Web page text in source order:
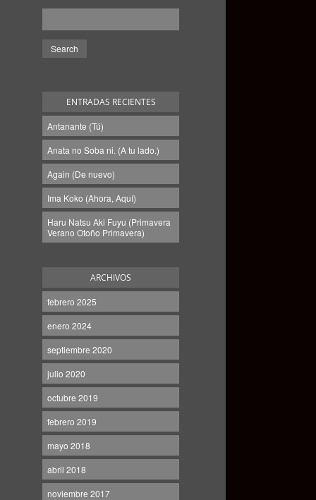
ENTRADAS RECIENTES
Antanante (Tú)
Anata no Soba ni. (A tu lado.)
Again (De nuevo)
Ima Koko (Ahora, Aquí)
Haru Natsu Aki Fuyu (Primavera
Verano Otoño Primavera)
ARCHIVOS
febrero 2025
enero 2024
septiembre 2020
julio 2020
octubre 2019
febrero 2019
mayo 2018
abril 2018
noviembre 2017